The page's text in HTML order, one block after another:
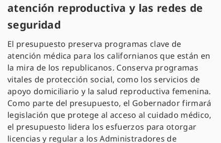
atención reproductiva y las redes de
seguridad
El presupuesto preserva programas clave de
atención médica para los californianos que están en
la mira de los republicanos. Conserva programas
vitales de protección social, como los servicios de
apoyo domiciliario y la salud reproductiva femenina.
Como parte del presupuesto, el Gobernador firmará
legislación que protege al acceso al cuidado médico,
el presupuesto lidera los esfuerzos para otorgar
licencias y regular a los Administradores de